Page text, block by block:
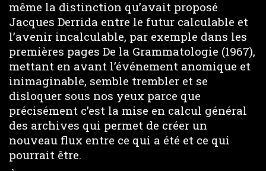
même la distinction qu’avait proposé
Jacques Derrida entre le futur calculable et
l’avenir incalculable, par exemple dans les
premières pages De la Grammatologie (1967),
mettant en avant l’événement anomique et
inimaginable, semble trembler et se
disloquer sous nos yeux parce que
précisément c’est la mise en calcul général
des archives qui permet de créer un
nouveau flux entre ce qui a été et ce qui
pourrait être.